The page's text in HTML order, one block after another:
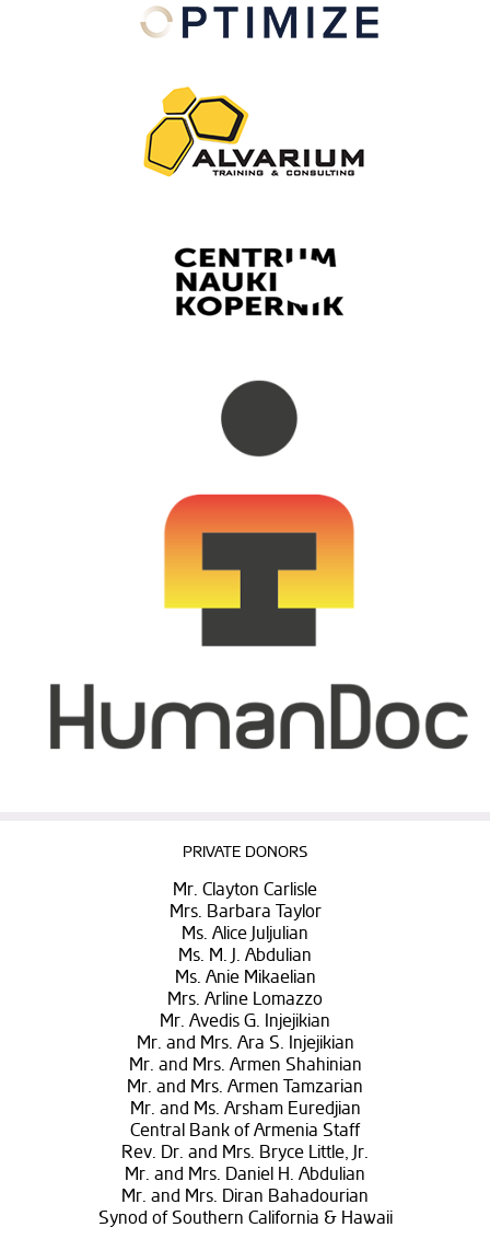
PRIVATE DONORS
Mr. Clayton Carlisle
Mrs. Barbara Taylor
Ms. Alice Juljulian
Ms. M. J. Abdulian
Ms. Anie Mikaelian
Mrs. Arline Lomazzo
Mr. Avedis G. Injejikian
Mr. and Mrs. Ara S. Injejikian
Mr. and Mrs. Armen Shahinian
Mr. and Mrs. Armen Tamzarian
Mr. and Ms. Arsham Euredjian
Central Bank of Armenia Staff
Rev. Dr. and Mrs. Bryce Little, Jr.
Mr. and Mrs. Daniel H. Abdulian
Mr. and Mrs. Diran Bahadourian
Synod of Southern California & Hawaii